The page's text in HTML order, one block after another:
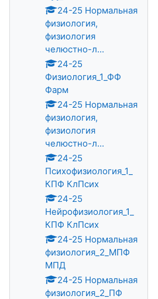
24-25 Нормальная
физиология,
физиология
челюстно-л...
24-25
Физиология_1_ФФ
Фарм
24-25 Нормальная
физиология,
физиология
челюстно-л...
24-25
Психофизиология_1_
КПФ КлПсих
24-25
Нейрофизиология_1_
КПФ КлПсих
24-25 Нормальная
физиология_2_МПФ
МПД
24-25 Нормальная
физиология_2_ПФ